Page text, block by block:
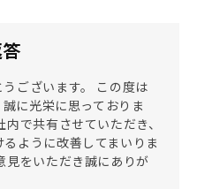
ございます。 この度は
に光栄に思っておりま
で共有させていただき、
ように改善してまいりま
見をいただき誠にありが